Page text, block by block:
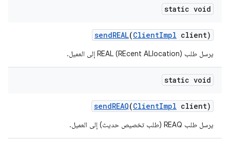
static void
sendREAL(ClientImpl client)
يرسل طلب REAL (REcent ALlocation) إلى العميل.
static void
sendREAQ(ClientImpl client)
يرسل طلب REAQ (طلب تخصيص حديث) إلى العميل.